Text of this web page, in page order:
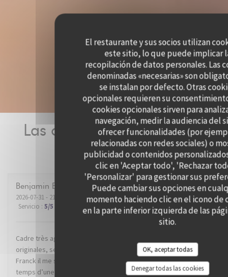
El restaurante y sus socios utilizan
este sitio, lo que puede implicar
recopilación de datos personales. Las
denominadas «necesarias» son
se instalan por defecto. Otras
opcionales requieren su
cookies opcionales sirven para
navegación, medir la audiencia del
ofrecer funcionalidades (por
relacionadas con redes sociales) o
publicidad o contenidos
clic en 'Aceptar todo', 'Rechazar
'Personalizar' para gestionar sus
Puede cambiar sus opciones en
momento haciendo clic en el icono de
en la parte inferior izquierda de las
sitio.
OK, aceptar todas
Denegar todas las cookies
Las opiniones de nuestros
clientes
Benjamin B
2026-07-31- 21:00 - Invitados 2
Servicio : 5/5 /5 : /5 Calidad / Precio 5
Cadre très agréable dans un super quartier de Lille. Recettes
originales, service impeccable. Mention spéciale au dénommé
Franck il me semble, qui nous a conseillé et servi avec brio le
temps d’une soirée. Je recommande.